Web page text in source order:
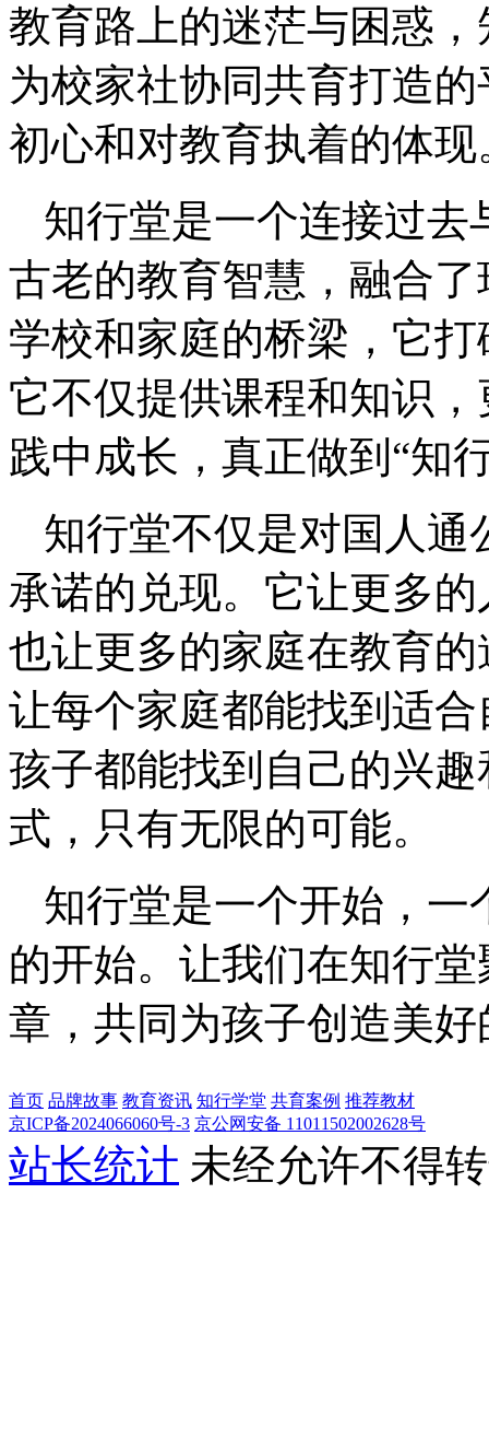
教育路上的迷茫与困惑
为校家社协同共育打造
初心和对教育执着的体现
知行堂是一个连接过去
古老的教育智慧，融合
学校和家庭的桥梁，它
它不仅提供课程和知识
践中成长，真正做到“知
知行堂不仅是对国人通
承诺的兑现。它让更多
也让更多的家庭在教育
让每个家庭都能找到适
孩子都能找到自己的兴
式，只有无限的可能。
知行堂是一个开始，一
的开始。让我们在知行
章，共同为孩子创造美
首页 品牌故事 教育资讯 知行学堂 共育案例 推荐教材
京ICP备2024066060号-3 京公网安备 11011502002628号
站长统计 未经允许不得